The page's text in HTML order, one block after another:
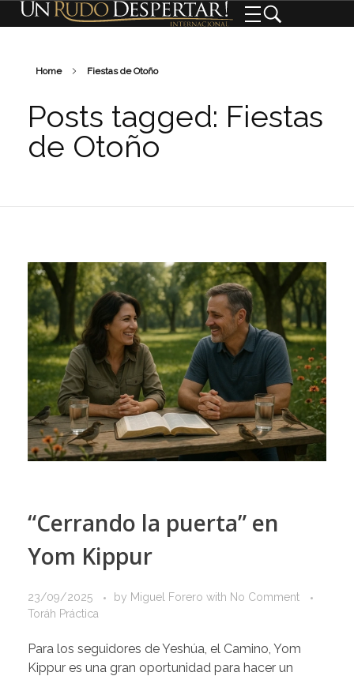
Home Fiestas de Otoño
Posts tagged: Fiestas
de Otoño
“Cerrando la puerta” en
Yom Kippur
23/09/2025 by Miguel Forero with No Comment
Toráh Práctica
Para los seguidores de Yeshúa, el Camino, Yom
Kippur es una gran oportunidad para hacer un